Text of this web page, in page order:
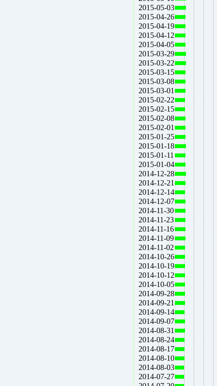
2015-05-03
2015-04-26
2015-04-19
2015-04-12
2015-04-05
2015-03-29
2015-03-22
2015-03-15
2015-03-08
2015-03-01
2015-02-22
2015-02-15
2015-02-08
2015-02-01
2015-01-25
2015-01-18
2015-01-11
2015-01-04
2014-12-28
2014-12-21
2014-12-14
2014-12-07
2014-11-30
2014-11-23
2014-11-16
2014-11-09
2014-11-02
2014-10-26
2014-10-19
2014-10-12
2014-10-05
2014-09-28
2014-09-21
2014-09-14
2014-09-07
2014-08-31
2014-08-24
2014-08-17
2014-08-10
2014-08-03
2014-07-27